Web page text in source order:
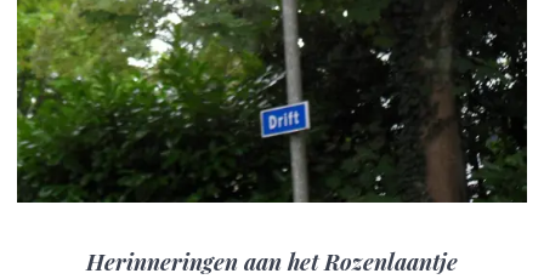
Herinneringen aan het Rozenlaantje